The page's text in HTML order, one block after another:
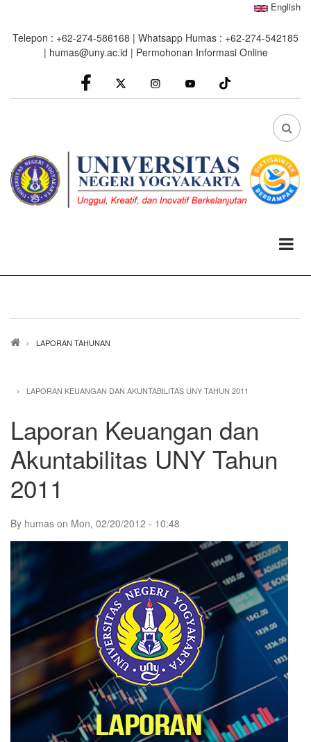
main
English
Telepon : +62-274-586168 | Whatsapp Humas : +62-274-542185
| humas@uny.ac.id | Permohonan Informasi Online
facebook
Instagram youtube
FA
Breadcrumb
LAPORAN TAHUNAN
LAPORAN KEUANGAN DAN AKUNTABILITAS UNY TAHUN 2011
Laporan Keuangan dan
Akuntabilitas UNY Tahun
2011
By humas on Mon, 02/20/2012 - 10:48